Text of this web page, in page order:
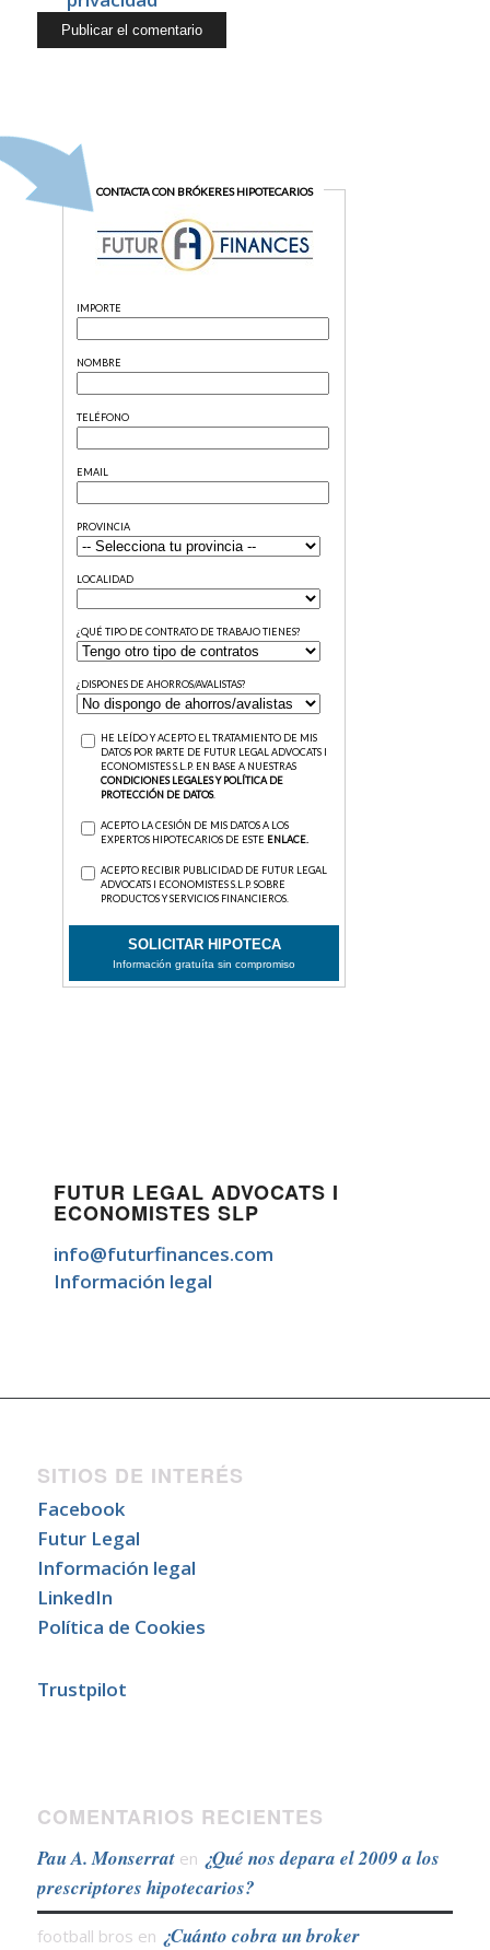
FUTUR LEGAL ADVOCATS I
ECONOMISTES SLP
info@futurfinances.com
Información legal
SITIOS DE INTERÉS
Facebook
Futur Legal
Información legal
LinkedIn
Política de Cookies
Trustpilot
COMENTARIOS RECIENTES
Pau A. Monserraten ¿Qué nos depara el 2009 a los
prescriptores hipotecarios?
football bros en ¿Cuánto cobra un broker